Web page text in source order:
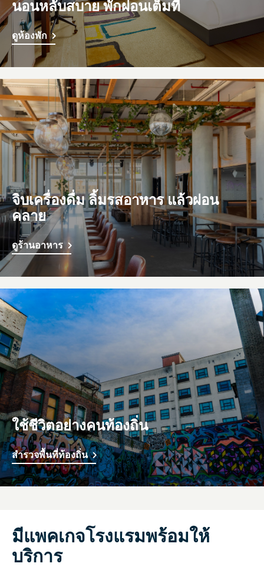
นอนหลับสบาย พักผ่อนเต็มที่
ดูห้องพัก
จิบเครื่องดื่ม ลิ้มรสอาหาร แล้วผ่อน
คลาย
ดูร้านอาหาร
ใช้ชีวิตอย่างคนท้องถิ่น
สำรวจพื้นที่ท้องถิ่น
มีแพคเกจโรงแรมพร้อมให้
บริการ